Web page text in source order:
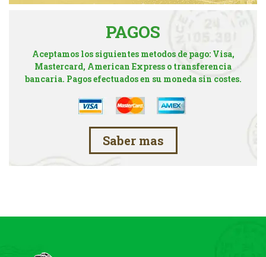
PAGOS
Aceptamos los siguientes metodos de pago: Visa,
Mastercard, American Express o transferencia
bancaria. Pagos efectuados en su moneda sin costes.
Saber mas